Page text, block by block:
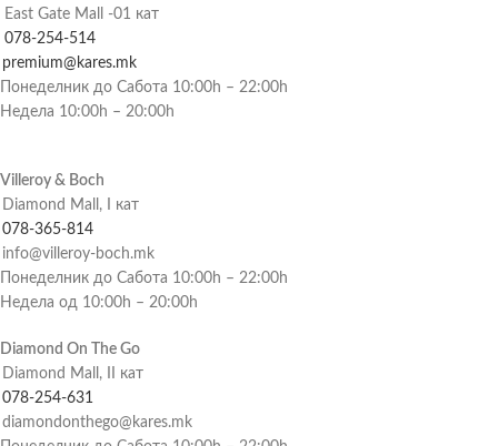
East Gate Mall -01 кат
078-254-514
premium@kares.mk
Понеделник до Сабота 10:00h – 22:00h
Недела 10:00h – 20:00h
Villeroy & Boch
Diamond Mall, I кат
078-365-814
info@villeroy-boch.mk
Понеделник до Сабота 10:00h – 22:00h
Недела од 10:00h – 20:00h
Diamond On The Go
Diamond Mall, II кат
078-254-631
diamondonthego@kares.mk